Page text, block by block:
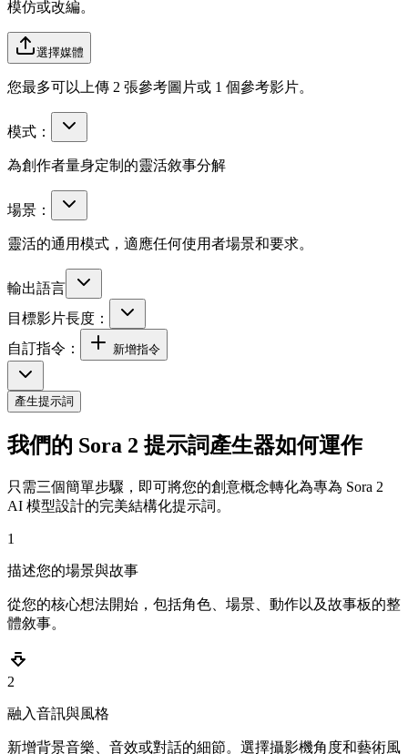
模仿或改編。
選擇媒體
您最多可以上傳 2 張參考圖片或 1 個參考影片。
模式：
為創作者量身定制的靈活敘事分解
場景：
靈活的通用模式，適應任何使用者場景和要求。
輸出語言
目標影片長度：
自訂指令：
新增指令
產生提示詞
我們的 Sora 2 提示詞產生器如何運作
只需三個簡單步驟，即可將您的創意概念轉化為專為 Sora 2
AI 模型設計的完美結構化提示詞。
1
描述您的場景與故事
從您的核心想法開始，包括角色、場景、動作以及故事板的整
體敘事。
2
融入音訊與風格
新增背景音樂、音效或對話的細節。選擇攝影機角度和藝術風